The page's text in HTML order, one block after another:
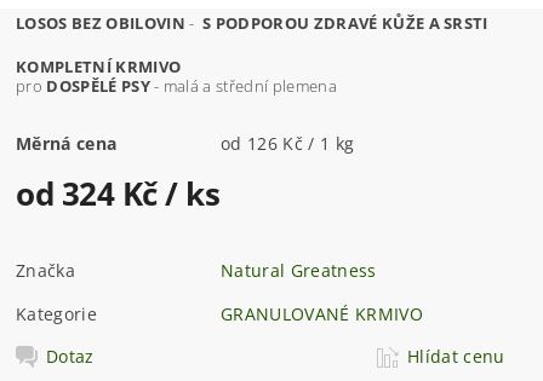
LOSOS BEZ OBILOVIN - S PODPOROU ZDRAVÉ KŮŽE A SRSTI
KOMPLETNÍ KRMIVO
pro DOSPĚLÉ PSY- malá a střední plemena
Měrná cena od 126 Kč / 1 kg
od 324 Kč/ ks
Značka
Natural Greatness
Kategorie
GRANULOVANÉ KRMIVO
Dotaz
Hlídat cenu